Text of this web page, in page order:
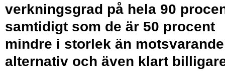
verkningsgrad på hela 90
samtidigt som de är 50 procent
mindre i storlek än motsvarande
alternativ och även klart